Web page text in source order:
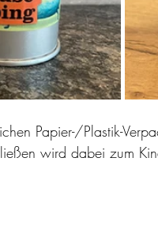
Papier-/Plastik-
wird dabei zum